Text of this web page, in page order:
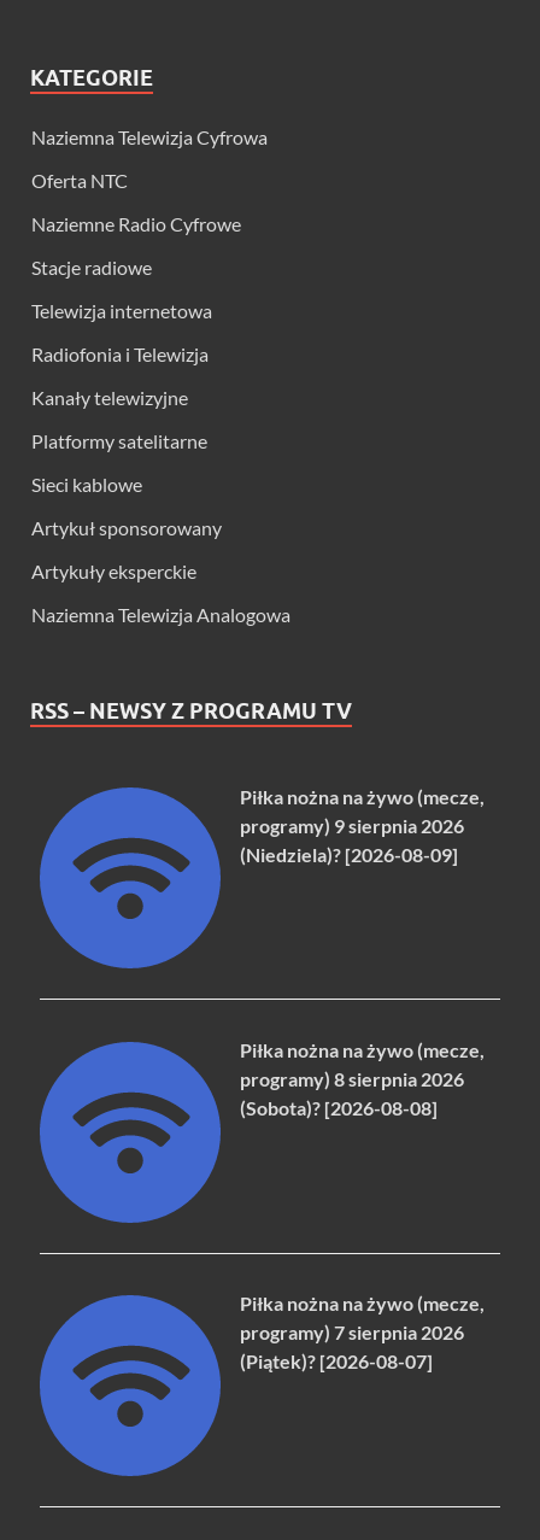
KATEGORIE
Naziemna Telewizja Cyfrowa
Oferta NTC
Naziemne Radio Cyfrowe
Stacje radiowe
Telewizja internetowa
Radiofonia i Telewizja
Kanały telewizyjne
Platformy satelitarne
Sieci kablowe
Artykuł sponsorowany
Artykuły eksperckie
Naziemna Telewizja Analogowa
RSS – NEWSY Z PROGRAMU TV
Piłka nożna na żywo (mecze,
programy) 9 sierpnia 2026
(Niedziela)? [2026-08-09]
Piłka nożna na żywo (mecze,
programy) 8 sierpnia 2026
(Sobota)? [2026-08-08]
Piłka nożna na żywo (mecze,
programy) 7 sierpnia 2026
(Piątek)? [2026-08-07]